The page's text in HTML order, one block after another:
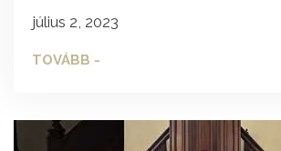
július 2, 2023
TOVÁBB -